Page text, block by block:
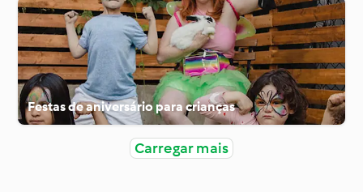
Festas de aniversário para crianças
Carregar mais